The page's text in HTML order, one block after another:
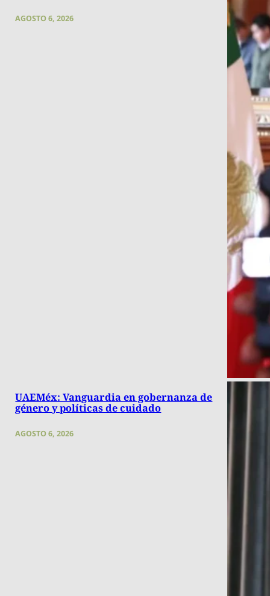
AGOSTO 6, 2026
UAEMéx: Vanguardia en gobernanza de
género y políticas de cuidado
AGOSTO 6, 2026